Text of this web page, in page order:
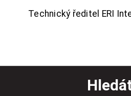
Technický ředitel ERI